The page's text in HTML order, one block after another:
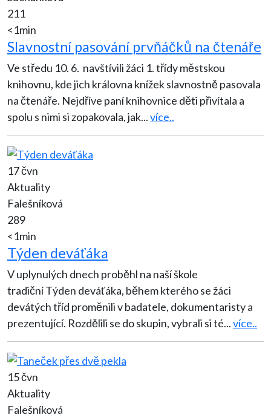
211
<1min
Slavnostní pasování prvňáčků na čtenáře
Ve středu 10. 6. navštívili žáci 1. třídy městskou
knihovnu, kde jich královna knížek slavnostně pasovala
na čtenáře. Nejdříve paní knihovnice děti přivítala a
spolu s nimi si zopakovala, jak...více..
17 čvn
Aktuality
Falešníková
289
<1min
Týden deváťáka
V uplynulých dnech proběhl na naší škole
tradiční Týden deváťáka, během kterého se žáci
devátých tříd proměnili v badatele, dokumentaristy a
prezentující. Rozdělili se do skupin, vybrali si té...více..
15 čvn
Aktuality
Falešníková